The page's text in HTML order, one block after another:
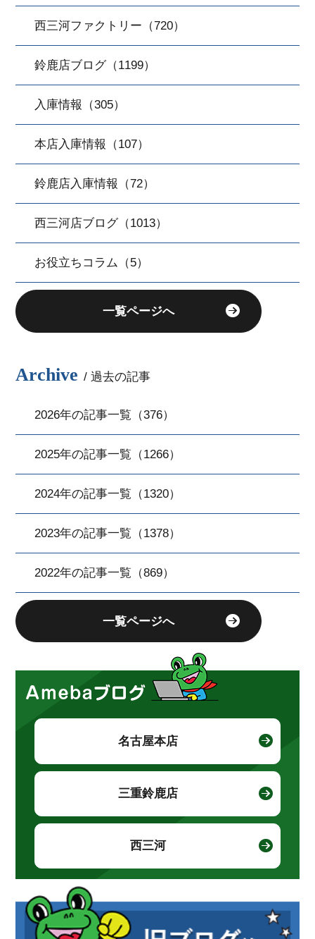
西三河ファクトリー（720）
鈴鹿店ブログ（1199）
入庫情報（305）
本店入庫情報（107）
鈴鹿店入庫情報（72）
西三河店ブログ（1013）
お役立ちコラム（5）
一覧ページへ
Archive / 過去の記事
2026年の記事一覧（376）
2025年の記事一覧（1266）
2024年の記事一覧（1320）
2023年の記事一覧（1378）
2022年の記事一覧（869）
一覧ページへ
名古屋本店
三重鈴鹿店
西三河